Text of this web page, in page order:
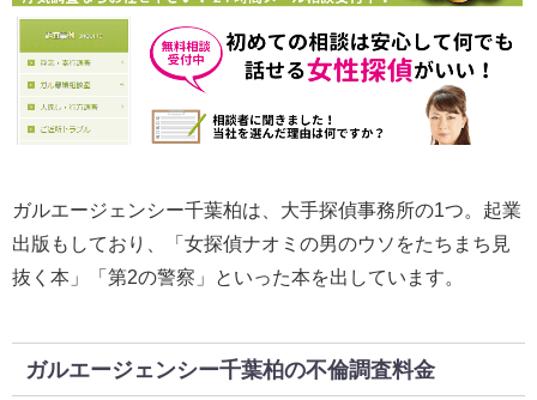
ガルエージェンシー千葉柏は、大手探偵事務所の1つ。起業
出版もしており、「女探偵ナオミの男のウソをたちまち見
抜く本」「第2の警察」といった本を出しています。
ガルエージェンシー千葉柏の不倫調査料金